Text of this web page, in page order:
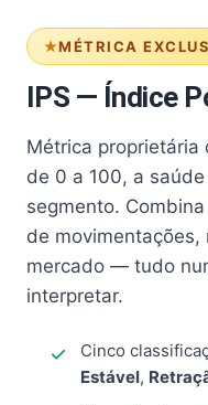
MÉTRICA
IPS — Índice
Métrica proprietária
de 0 a 100, a
segmento.
de
mercado — tudo
interpretar.
Cinco
Estável,